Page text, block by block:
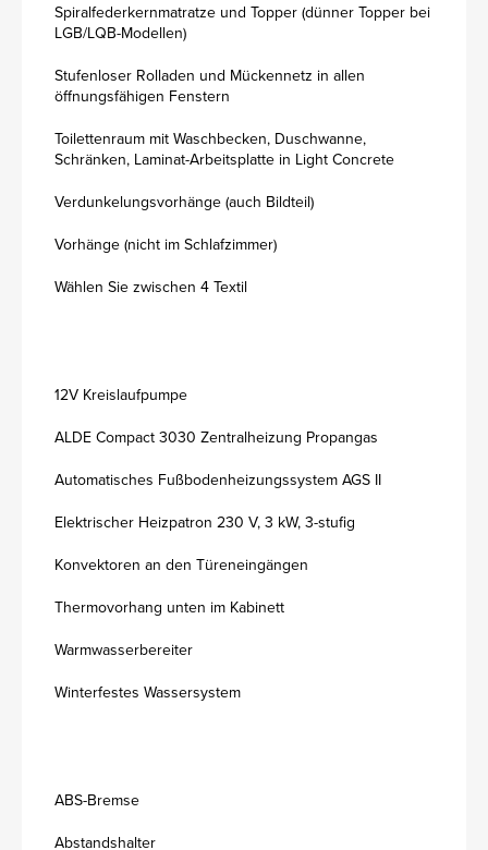
Spiralfederkernmatratze und Topper (dünner Topper bei
LGB/LQB-Modellen)
Stufenloser Rolladen und Mückennetz in allen
öffnungsfähigen Fenstern
Toilettenraum mit Waschbecken, Duschwanne,
Schränken, Laminat-Arbeitsplatte in Light Concrete
Verdunkelungsvorhänge (auch Bildteil)
Vorhänge (nicht im Schlafzimmer)
Wählen Sie zwischen 4 Textil
12V Kreislaufpumpe
ALDE Compact 3030 Zentralheizung Propangas
Automatisches Fußbodenheizungssystem AGS II
Elektrischer Heizpatron 230 V, 3 kW, 3-stufig
Konvektoren an den Türeneingängen
Thermovorhang unten im Kabinett
Warmwasserbereiter
Winterfestes Wassersystem
ABS-Bremse
Abstandshalter